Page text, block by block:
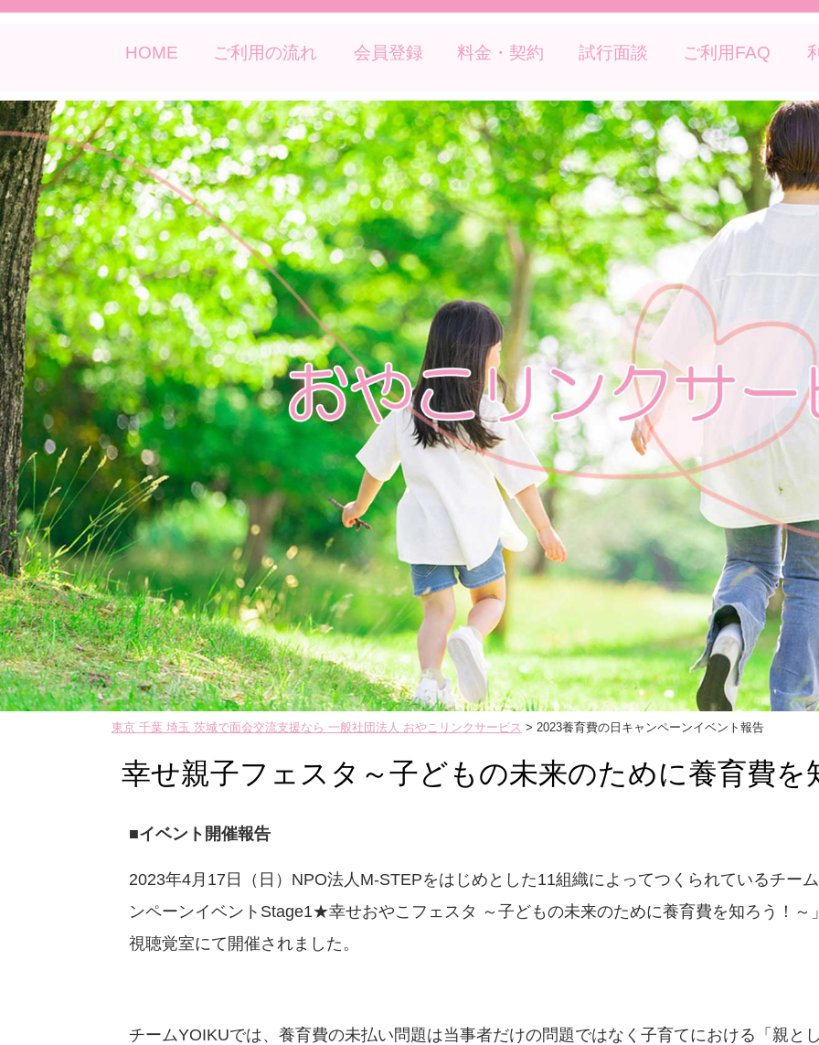
HOME ご利用の流れ 会員登録 料金・契約 試行面談 ご利用FAQ
東京 千葉 埼玉 茨城で面会交流支援なら 一般社団法人 おやこリンクサービス > 2023養育費の日キャンペーンイベント報告
幸せ親子フェスタ～子どもの未来のために養育費を
■イベント開催報告
2023年4月17日（日）NPO法人M-STEPをはじめとした11組織によってつくられているチー
ンペーンイベントStage1★幸せおやこフェスタ ～子どもの未来のために養育費を知ろう！
視聴覚室にて開催されました。
チームYOIKUでは、養育費の未払い問題は当事者だけの問題ではなく子育てにおける「親と